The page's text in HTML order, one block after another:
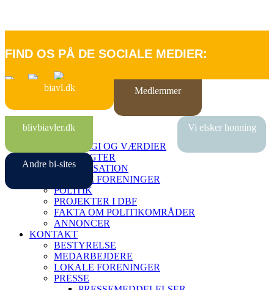
FIND OS PÅ DE SOCIALE MEDIER:
biavl.dk Medlemmer
blivbiavler.dk Vi elsker honning
Andre bi-sites
FORSIDE
STRATEGI OG VÆRDIER
VEDTÆGTER
ORGANISATION
LOKALE FORENINGER
POLITIK
PROJEKTER I DBF
FAKTA OM POLITIKOMRÅDER
ANNONCER
KONTAKT
BESTYRELSE
MEDARBEJDERE
LOKALE FORENINGER
PRESSE